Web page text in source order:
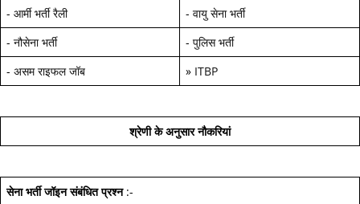
- आर्मी भर्ती रैली - वायु सेना भर्ती
- नौसेना भर्ती - पुलिस भर्ती
- असम राइफल जॉब » ITBP
श्रेणी के अनुसार नौकरियां
सेना भर्ती जॉइन संबंधित प्रश्न:-